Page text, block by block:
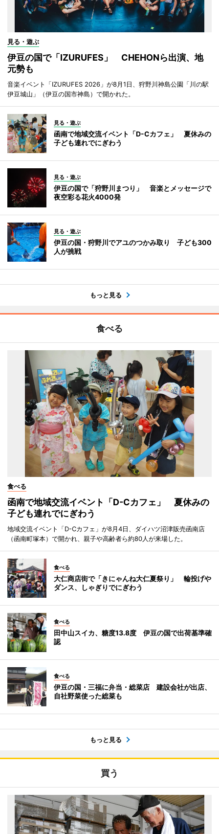
見る・遊ぶ
伊豆の国で「IZURUFES」 CHEHONら出演、地
元勢も
音楽イベント「IZURUFES 2026」が8月1日、狩野川神島公園「川の駅
伊豆城山」（伊豆の国市神島）で開かれた。
見る・遊ぶ
函南で地域交流イベント「D-Cカフェ」 夏休みの
子ども連れでにぎわう
見る・遊ぶ
伊豆の国で「狩野川まつり」 音楽とメッセージで
夜空彩る花火4000発
見る・遊ぶ
伊豆の国・狩野川でアユのつかみ取り 子ども300
人が挑戦
もっと見る
食べる
食べる
函南で地域交流イベント「D-Cカフェ」 夏休みの
子ども連れでにぎわう
地域交流イベント「D-Cカフェ」が8月4日、ダイハツ沼津販売函南店
（函南町塚本）で開かれ、親子や高齢者ら約80人が来場した。
食べる
大仁商店街で「きにゃんね大仁夏祭り」 輪投げや
ダンス、しゃぎりでにぎわう
食べる
田中山スイカ、糖度13.8度 伊豆の国で出荷基準確
認
食べる
伊豆の国・三福に弁当・総菜店 建設会社が出店、
自社野菜使った総菜も
もっと見る
買う